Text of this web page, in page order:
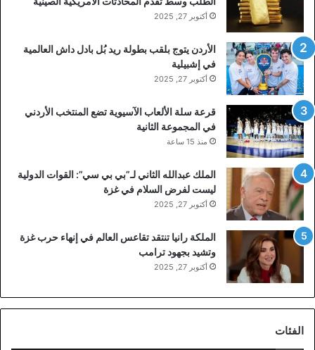
أكتوبر 27, 2025
الأردن يتوج بلقب بطولة ريد بُل بادل داش العالمية
في إشبيلية
أكتوبر 27, 2025
قرعة سلة الألعاب الآسيوية تضع المنتخب الأردني
في المجموعة الثانية
منذ 15 ساعة
الملك عبدالله الثاني لـ”بي بي سي”: القوات الدولية
ليست لفرض السلام في غزة
أكتوبر 27, 2025
الملكة رانيا تنتقد تقاعس العالم في إنهاء حرب غزة
وتشيد بجهود ترامب
أكتوبر 27, 2025
الفئات